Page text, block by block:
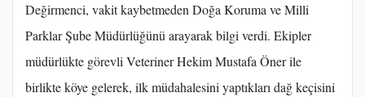
Değirmenci, vakit kaybetmeden Doğa Koruma ve Milli
Parklar Şube Müdürlüğünü arayarak bilgi verdi. Ekipler
müdürlükte görevli Veteriner Hekim Mustafa Öner ile
birlikte köye gelerek, ilk müdahalesini yaptıkları dağ keçisini